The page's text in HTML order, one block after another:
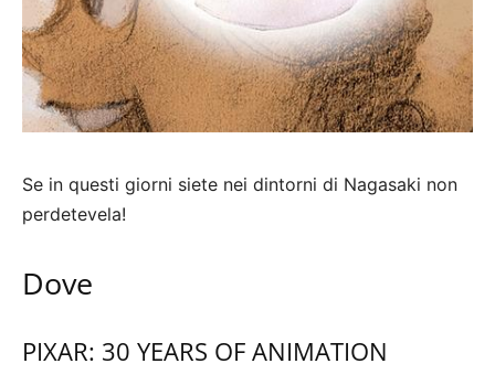
Se in questi giorni siete nei dintorni di Nagasaki non
perdetevela!
Dove
PIXAR: 30 YEARS OF ANIMATION